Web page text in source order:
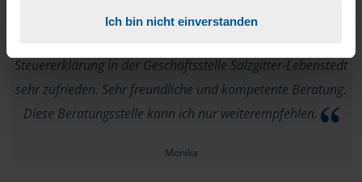
Ich bin nicht einverstanden
Steuererklärung in der Geschäftsstelle Salzgitter-Lebenstedt
sehr zufrieden. Sehr freundliche und kompetente Beratung.
Diese Beratungsstelle kann ich nur weiterempfehlen.
Monika